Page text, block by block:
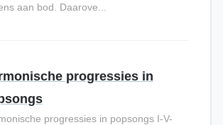
aan bod. Daarove...
progressies in
progressies in popsongs I-V-